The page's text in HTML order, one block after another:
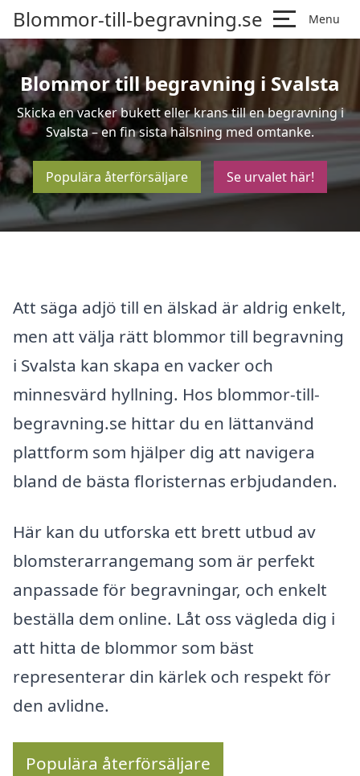
Blommor-till-begravning.se Menu
Blommor till begravning i Svalsta
Skicka en vacker bukett eller krans till en begravning i
Svalsta – en fin sista hälsning med omtanke.
Populära återförsäljare Se urvalet här!
Att säga adjö till en älskad är aldrig enkelt,
men att välja rätt blommor till begravning
i Svalsta kan skapa en vacker och
minnesvärd hyllning. Hos blommor-till-
begravning.se hittar du en lättanvänd
plattform som hjälper dig att navigera
bland de bästa floristernas erbjudanden.
Här kan du utforska ett brett utbud av
blomsterarrangemang som är perfekt
anpassade för begravningar, och enkelt
beställa dem online. Låt oss vägleda dig i
att hitta de blommor som bäst
representerar din kärlek och respekt för
den avlidne.
Populära återförsäljare